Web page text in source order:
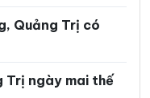
Trạch
Cơ
Quảng Trị có
Trị ngày mai thế